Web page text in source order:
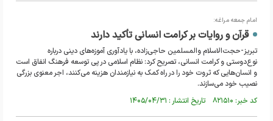
امام جمعه مراغه:
قرآن و روایات بر کرامت انسانی تأکید دارند
تبریز-حجت‌الاسلام والمسلمین حاجی‌زاده، با یادآوری آموزه‌های دینی درباره
نوع‌دوستی و کرامت انسانی، تصریح کرد: نظام اسلامی در پی توسعه فرهنگ انفاق است
و انسان‌هایی که ثروت خود را در راه کمک به نیازمندان هزینه می‌کنند، اجر معنوی بزرگی
نصیب خود می‌سازند.
کد خبر: ۸۲۱۵۱۰ تاریخ انتشار : ۱۴۰۵/۰۴/۳۱